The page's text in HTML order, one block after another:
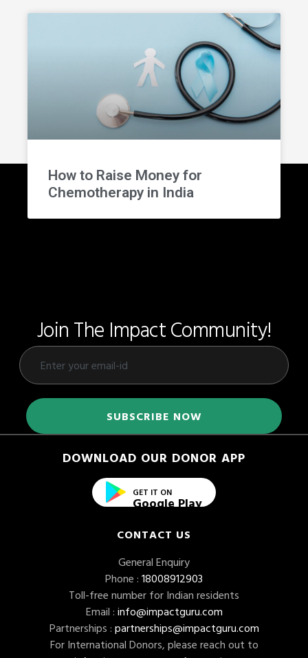
How to Raise Money for
Chemotherapy in India
Join The Impact Community!
DOWNLOAD OUR DONOR APP
GET IT ON
Google Play
CONTACT US
General Enquiry
Phone : 18008912903
Toll-free number for Indian residents
Email : info@impactguru.com
Partnerships : partnerships@impactguru.com
For International Donors, please reach out to